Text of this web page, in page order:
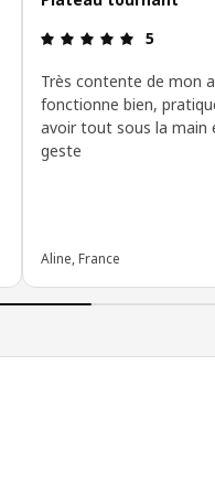
Avis: 5 sur
5
Très contente de mon
fonctionne bien,
avoir tout sous la main
geste
Aline, France